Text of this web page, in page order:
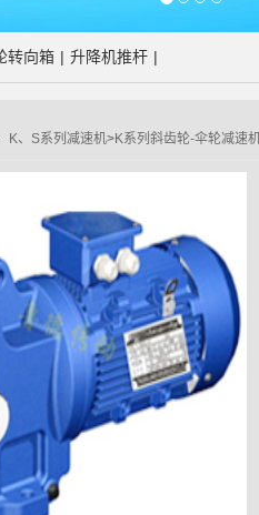
转向箱 | 升降机推杆 |
K、S系列减速机>K系列斜齿轮-伞轮减速